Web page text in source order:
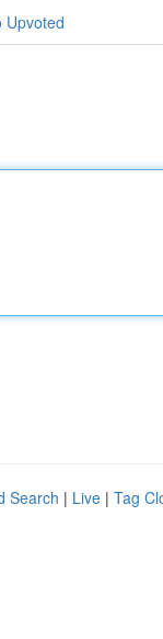
Upvoted
Search | Live | Tag